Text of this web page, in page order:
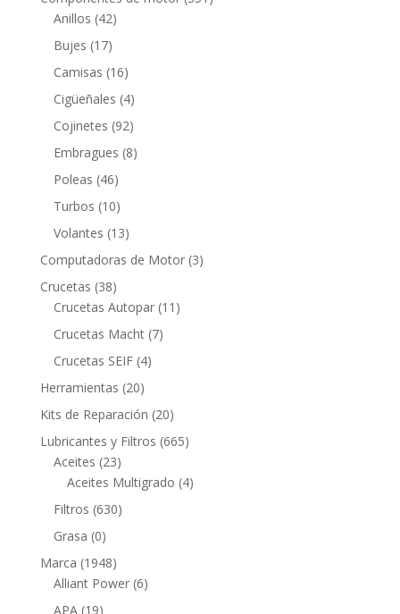
Anillos 4242
Bujes 1717
productos
Camisas 1616
productos
Cigüeñales 44
productos
Cojinetes 9292
productos
Embragues 88
Poleas 4646
productos
Turbos 1010
productos
Volantes 1313
productos
Computadoras de Motor 33
Crucetas 3838
productos
Crucetas Autopar 11 11
Crucetas Macht 77
Crucetas SEIF 44
Herramientas 2020
productos
Kits de Reparación 2020
productos
Lubricantes y Filtros 665665
Aceites 2323
productos
Aceites Multigrado 44
Filtros 630630
Grasa 00
productos
Marca 19481948
productos
Alliant Power 66
APA 1919